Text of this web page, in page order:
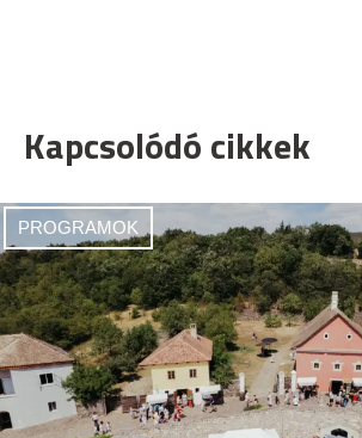
Kapcsolódó cikkek
PROGRAMOK